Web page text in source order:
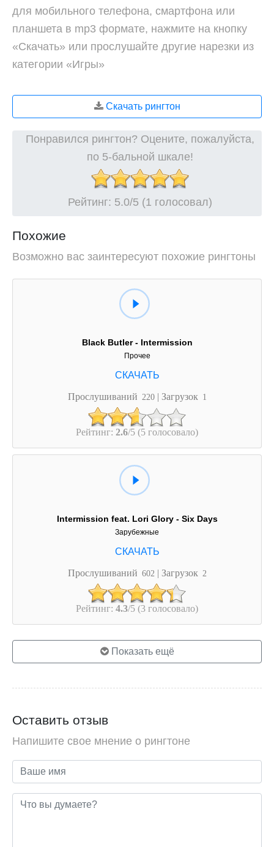
для мобильного телефона, смартфона или
планшета в mp3 формате, нажмите на кнопку
«Скачать» или прослушайте другие нарезки из
категории «Игры»
Скачать рингтон
Понравился рингтон? Оцените, пожалуйста,
по 5-бальной шкале!
Рейтинг: 5.0/5 (1 голосовал)
Похожие
Возможно вас заинтересуют похожие рингтоны
Black Butler - Intermission
Прочее
Прослушиваний 220 | Загрузок 1
Рейтинг: 2.6/5 (5 голосовало)
Intermission feat. Lori Glory - Six Days
Зарубежные
Прослушиваний 602 | Загрузок 2
Рейтинг: 4.3/5 (3 голосовало)
Показать ещё
Оставить отзыв
Напишите свое мнение о рингтоне